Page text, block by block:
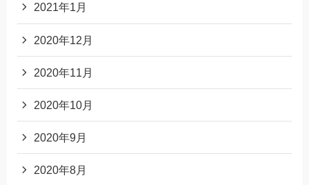
2021年1月
2020年12月
2020年11月
2020年10月
2020年9月
2020年8月